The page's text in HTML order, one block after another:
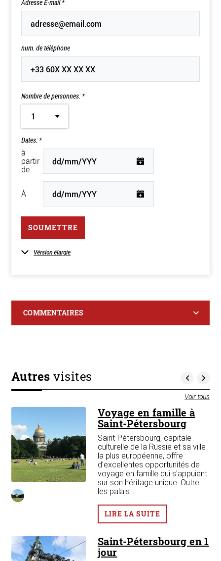
Adresse E-mail*
num. de téléphone
Nombre de personnes: *
1
Dates: *
à
partir
de
À
SOUMETTRE
Vérsion élargie
COMMENTAIRES
Autresvisites
Voir tous
Voyage en famille à
Saint-Pétersbourg
Saint-Pétersbourg, capitale
culturelle de la Russie et sa ville
la plus européenne, offre
d'excellentes opportunités de
voyage en famille qui s'appuient
sur son héritage unique. Outre
les palais...
LIRE LA SUITE
Saint-Pétersbourg en 1
jour